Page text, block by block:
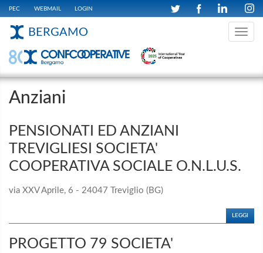
PEC WEBMAIL LOGIN
Toggle
BERGAMO
Anziani
PENSIONATI ED ANZIANI
TREVIGLIESI SOCIETA'
COOPERATIVA SOCIALE O.N.L.U.S.
via XXV Aprile, 6 - 24047 Treviglio (BG)
LEGGI
PROGETTO 79 SOCIETA'